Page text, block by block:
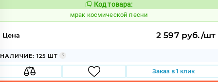
Код:
1051819
Код товара:
мрак космической песни
Цена 2 597 руб./шт
НАЛИЧИЕ: 125 ШТ
Заказ в 1 клик